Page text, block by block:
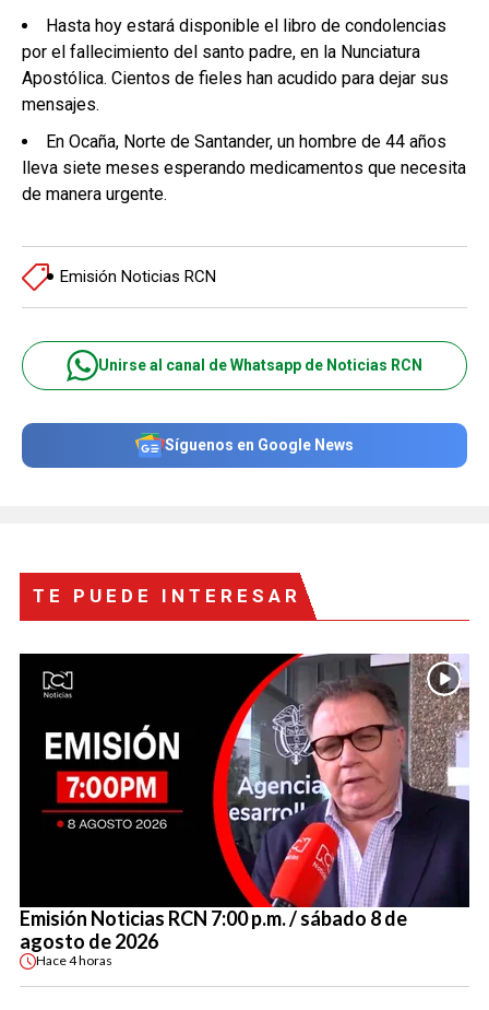
Hasta hoy estará disponible el libro de condolencias
por el fallecimiento del santo padre, en la Nunciatura
Apostólica. Cientos de fieles han acudido para dejar sus
mensajes.
En Ocaña, Norte de Santander, un hombre de 44 años
lleva siete meses esperando medicamentos que necesita
de manera urgente.
Emisión Noticias RCN
Unirse al canal de Whatsapp de Noticias RCN
Síguenos en Google News
TE PUEDE INTERESAR
Emisión Noticias RCN 7:00 p.m. / sábado 8 de
agosto de 2026
Hace4 horas